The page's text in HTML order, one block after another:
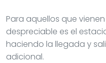
Para aquellos que
despreciable es el
haciendo la llegada y
adicional.